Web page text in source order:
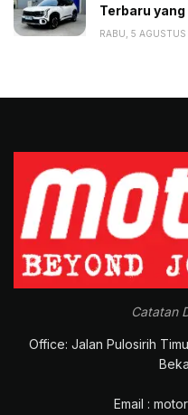
Terbaru
RABU, 5
Catatan
Office: Jalan Pulosirih
Email :